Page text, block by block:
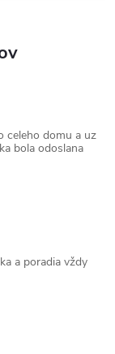
celeho domu a uz
bola odoslana
a poradia vždy